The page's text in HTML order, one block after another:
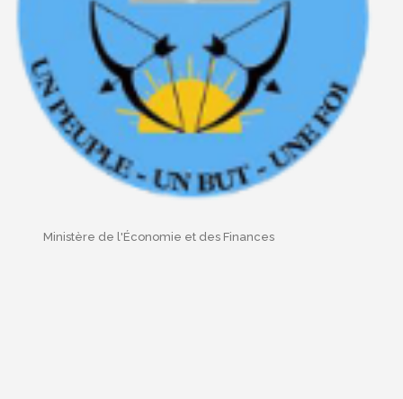
Ministère de l'Économie et des Finances